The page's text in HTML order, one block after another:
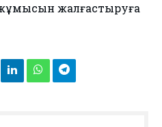
жұмысын жалғастыруға